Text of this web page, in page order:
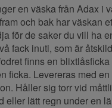
en väska från Adax i
och bak har väskan
för de saker du vill ha
fack inuti, som är
finns en
ficka. Levereras med
Håller sig torr vid
eller lätt regn under en